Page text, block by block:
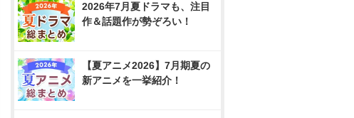
2026年7月夏ドラマも、注目
作＆話題作が勢ぞろい！
【夏アニメ2026】7月期夏の
新アニメを一挙紹介！